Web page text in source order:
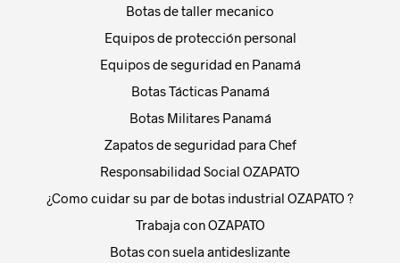
Botas de taller mecanico
Equipos de protección personal
Equipos de seguridad en Panamá
Botas Tácticas Panamá
Botas Militares Panamá
Zapatos de seguridad para Chef
Responsabilidad Social OZAPATO
¿Como cuidar su par de botas industrial OZAPATO ?
Trabaja con OZAPATO
Botas con suela antideslizante